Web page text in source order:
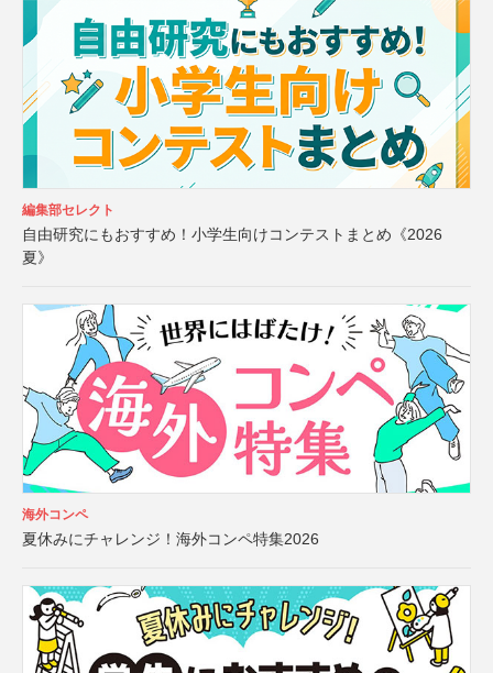
編集部セレクト
自由研究にもおすすめ！小学生向けコンテストまとめ《2026
夏》
海外コンペ
夏休みにチャレンジ！海外コンペ特集2026